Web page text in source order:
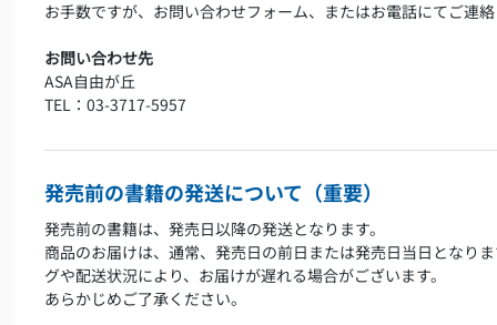
お手数ですが、お問い合わせフォーム、またはお電話にてご連
お問い合わせ先
ASA自由が丘
TEL：03-3717-5957
発売前の書籍の発送について（重要）
発売前の書籍は、発売日以降の発送となります。
商品のお届けは、通常、発売日の前日または発売日当日となり
グや配送状況により、お届けが遅れる場合がございます。
あらかじめご了承ください。